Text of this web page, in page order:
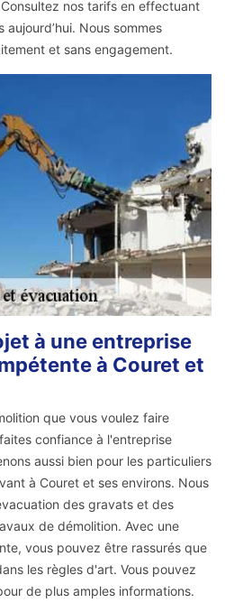
nos tarifs en effectuant
Nous sommes
et sans engagement.
à une entreprise
à Couret et
que vous voulez faire
confiance à l'entreprise
aussi bien pour les particuliers
à Couret et ses environs. Nous
des gravats et des
de démolition. Avec une
vous pouvez être rassurés que
les règles d'art. Vous pouvez
de plus amples informations.